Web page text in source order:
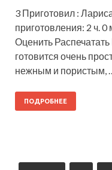
3 Приготовил :
приготовления: 2 ч.
Оценить
готовится очень
нежным и пористым, …
ПОДРОБНЕЕ